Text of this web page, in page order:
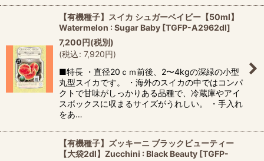
【有機種子】スイカ シュガーベイビー【50ml】
Watermelon : Sugar Baby [TGFP-A2962dl]
7,200円(税別)
(税込: 7,920円)
■特長 ・直径20ｃｍ前後、2〜4kgの深緑の小型
丸型スイカです。 ・海外のスイカの中ではコンパ
クトで甘味がしっかりある品種で、冷蔵庫やアイ
スボックスに収まるサイズがうれしい。 ・手入れ
をあ…
【有機種子】ズッキーニ ブラックビューティー
【大袋2dl】Zucchini : Black Beauty [TGFP-